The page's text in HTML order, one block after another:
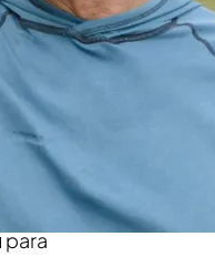
Jesús
durante las
que tiene
En esta
indígena,
para